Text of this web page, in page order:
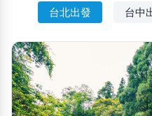
台北出發 台中